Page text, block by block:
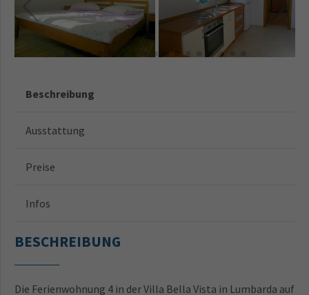
Beschreibung
Ausstattung
Preise
Infos
BESCHREIBUNG
Die Ferienwohnung 4 in der Villa Bella Vista in Lumbarda auf